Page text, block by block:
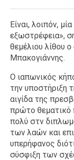
Είναι, λοιπόν,
εξωστρέφεια»,
θεμέλιου λίθου
Μπακογιάννης.
Ο ιαπωνικός
την υποστήριξη
αιγίδα της
πρώτο θεματικό
πολύ στν
των λαών και
υπερήφανος
σύσφιξη των